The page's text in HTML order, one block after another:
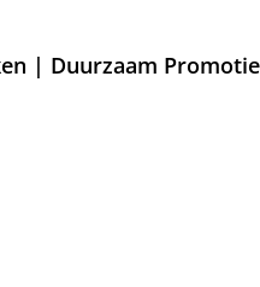
| Duurzaam